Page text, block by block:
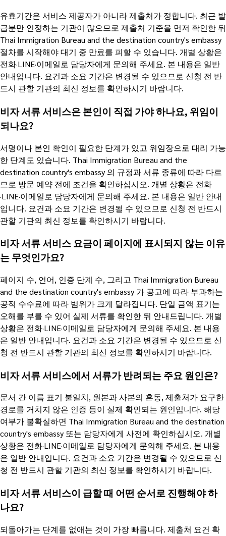
유효기간은 서비스 제공자가 아니라 제출처가 정합니다. 최근 발
급분만 인정하는 기관이 많으므로 제출처 기준을 먼저 확인한 뒤
Thai Immigration Bureau and the destination country's embassy
절차를 시작해야 대기 중 만료를 피할 수 있습니다. 개별 상황은
전화·LINE·이메일로 담당자에게 문의해 주세요. 본 내용은 일반
안내입니다. 요건과 소요 기간은 변경될 수 있으므로 신청 전 반
드시 관할 기관의 최신 정보를 확인하시기 바랍니다.
비자 서류 서비스은 본인이 직접 가야 하나요, 위임이
되나요?
서명이나 본인 확인이 필요한 단계가 있고 위임장으로 대리 가능
한 단계도 있습니다. Thai Immigration Bureau and the
destination country's embassy 의 규정과 서류 종류에 따라 다르
므로 방문 예약 전에 조건을 확인하십시오. 개별 상황은 전화
·LINE·이메일로 담당자에게 문의해 주세요. 본 내용은 일반 안내
입니다. 요건과 소요 기간은 변경될 수 있으므로 신청 전 반드시
관할 기관의 최신 정보를 확인하시기 바랍니다.
비자 서류 서비스 요금이 페이지에 표시되지 않는 이유
는 무엇인가요?
페이지 수, 언어, 인증 단계 수, 그리고 Thai Immigration Bureau
and the destination country's embassy 가 공고에 따라 부과하는
공적 수수료에 따라 범위가 크게 달라집니다. 단일 금액 표기는
오해를 부를 수 있어 실제 서류를 확인한 뒤 안내드립니다. 개별
상황은 전화·LINE·이메일로 담당자에게 문의해 주세요. 본 내용
은 일반 안내입니다. 요건과 소요 기간은 변경될 수 있으므로 신
청 전 반드시 관할 기관의 최신 정보를 확인하시기 바랍니다.
비자 서류 서비스에서 서류가 반려되는 주요 원인은?
문서 간 이름 표기 불일치, 원본과 사본의 혼동, 제출처가 요구한
경로를 거치지 않은 인증 등이 실제 확인되는 원인입니다. 해당
여부가 불확실하면 Thai Immigration Bureau and the destination
country's embassy 또는 담당자에게 사전에 확인하십시오. 개별
상황은 전화·LINE·이메일로 담당자에게 문의해 주세요. 본 내용
은 일반 안내입니다. 요건과 소요 기간은 변경될 수 있으므로 신
청 전 반드시 관할 기관의 최신 정보를 확인하시기 바랍니다.
비자 서류 서비스이 급할 때 어떤 순서로 진행해야 하
나요?
되돌아가는 단계를 없애는 것이 가장 빠릅니다. 제출처 요건 확